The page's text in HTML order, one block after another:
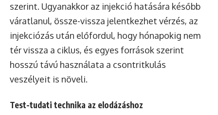
szerint. Ugyanakkor az injekció hatására később
váratlanul, össze-vissza jelentkezhet vérzés, az
injekciózás után előfordul, hogy hónapokig nem
tér vissza a ciklus, és egyes források szerint
hosszú távú használata a csontritkulás
veszélyeit is növeli.
Test-tudati technika az elodázáshoz